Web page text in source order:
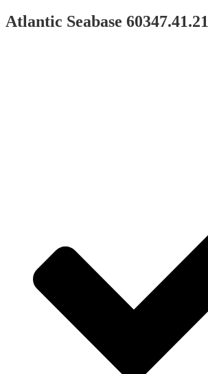
Atlantic Seabase 60347.41.21